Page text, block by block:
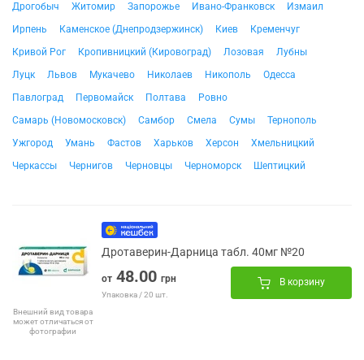
Дрогобыч
Житомир Запорожье Ивано-Франковск
Измаил
Ирпень
Каменское (Днепродзержинск) Киев
Кременчуг
Кривой Рог
Кропивницкий (Кировоград) Лозовая
Лубны
Луцк
Львов Мукачево Николаев Никополь
Одесса
Павлоград
Первомайск Полтава
Ровно
Самарь (Новомосковск)
Самбор Смела Сумы
Тернополь
Ужгород
Умань Фастов Харьков Херсон
Хмельницкий
Черкассы
Чернигов Черновцы Черноморск Шептицкий
Внешний вид товара
может отличаться от
фотографии
Дротаверин-Дарница табл. 40мг №20
от 48.00 грн
Упаковка / 20 шт.
В корзину